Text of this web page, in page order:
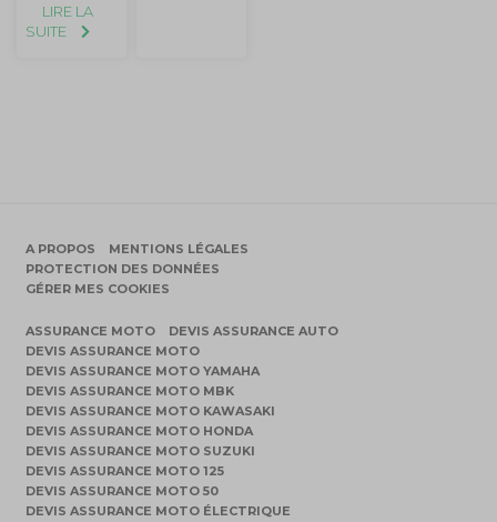
LIRE LA
SUITE
A PROPOS
MENTIONS LÉGALES
PROTECTION DES DONNÉES
GÉRER MES COOKIES
ASSURANCE MOTO
DEVIS ASSURANCE AUTO
DEVIS ASSURANCE MOTO
DEVIS ASSURANCE MOTO YAMAHA
DEVIS ASSURANCE MOTO MBK
DEVIS ASSURANCE MOTO KAWASAKI
DEVIS ASSURANCE MOTO HONDA
DEVIS ASSURANCE MOTO SUZUKI
DEVIS ASSURANCE MOTO 125
DEVIS ASSURANCE MOTO 50
DEVIS ASSURANCE MOTO ÉLECTRIQUE